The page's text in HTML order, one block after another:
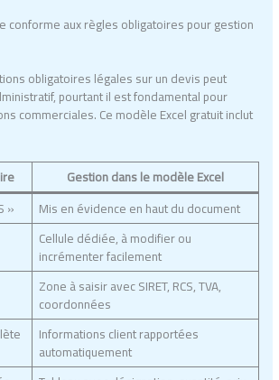
conforme aux règles obligatoires pour gestion
obligatoires légales sur un devis peut
pourtant il est fondamental pour
commerciales. Ce modèle Excel gratuit inclut
Gestion dans le modèle Excel
»
Mis en évidence en haut du document
Cellule dédiée, à modifier ou
incrémenter facilement
Zone à saisir avec SIRET, RCS, TVA,
coordonnées
Informations client rapportées
automatiquement